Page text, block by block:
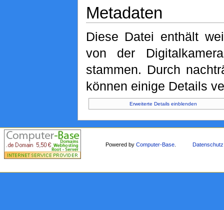
Metadaten
Diese Datei enthält
von der
stammen. Durch
können einige Details
Erweiterte Details einblenden
Powered byComputer-Base Datenschutz